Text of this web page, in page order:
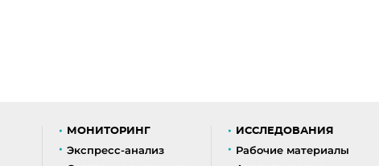
МОНИТОРИНГ
Экспресс-анализ
ИССЛЕДОВАНИЯ
Рабочие материалы